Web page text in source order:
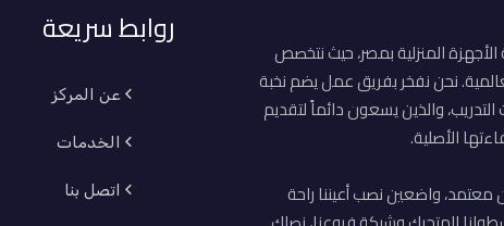
المنزلية بمصر، حيث نتخصص
نحن نفخر بفريق عمل يضم نخبة
والذين يسعون دائماً لتقديم
الأصلية.
معتمد، واضعين نصب أعيننا راحة
روابط سريعة
عن المركز
الخدمات
اتصل بنا